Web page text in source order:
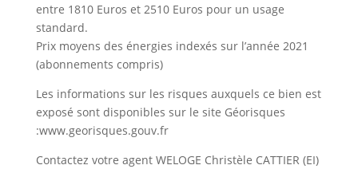
entre 1810 Euros et 2510 Euros pour un usage
standard.
Prix moyens des énergies indexés sur l’année 2021
(abonnements compris)
Les informations sur les risques auxquels ce bien est
exposé sont disponibles sur le site Géorisques
:www.georisques.gouv.fr
Contactez votre agent WELOGE Christèle CATTIER (EI)